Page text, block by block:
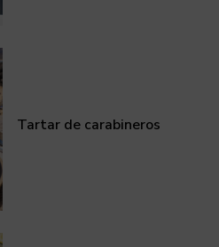
Tartar de carabineros